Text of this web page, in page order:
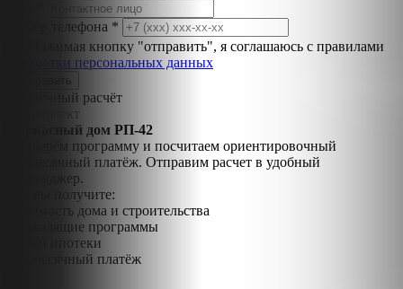
Номер телефона *
Нажимая кнопку "отправить", я соглашаюсь с правилами
обработки персональных данных
Ипотечный расчёт
Ваш проект
Каркасный дом РП-42
Подберём программу и посчитаем ориентировочный
ежемесячный платёж. Отправим расчет в удобный
мессенджер.
Что вы получите:
Стоимость дома и строительства
Подходящие программы
Сроки ипотеки
Ежемесячный платёж